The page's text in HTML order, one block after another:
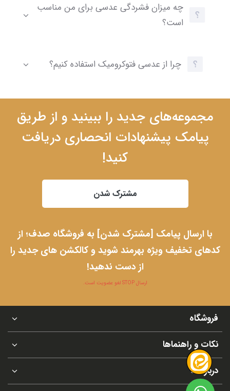
چه میزان فشردگی عدسی برای من مناسب
است؟
چرا از عدسی فتوکرومیک استفاده کنیم؟
مجموعه‌های جدید را ببینید و از طریق
پیامک پیشنهادات انحصاری دریافت
کنید!
مشترک شدن
با ارسال پیامک [مشترک شدن] به فروشگاه صدف؛ از
کدهای تخفیف ویژه بهرمند شوید و کالکشن های جدید را
از دست ندهید!
ارسال STOP لغو عضویت است.
فروشگاه
نکات و راهنماها
درباره ما